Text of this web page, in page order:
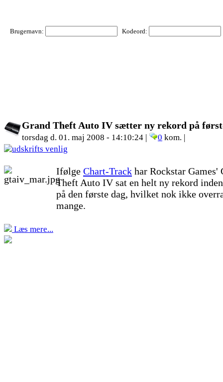
Brugernavn: Kodeord:
Grand Theft Auto IV sætter ny rekord på
torsdag d. 01. maj 2008 - 14:10:24 | 0 kom. |
Ifølge Chart-Track har Rockstar Games'
Theft Auto IV sat en helt ny rekord
på den første dag, hvilket nok ikke
mange.
Læs mere...